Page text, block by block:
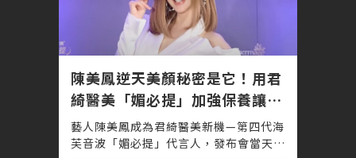
陳美鳳逆天美顏秘密是它！用君
綺醫美「媚必提」加強保養讓肌
膚拉提緊實
藝人陳美鳳成為君綺醫美新機—第四代海
芙音波「媚必提」代言人，發布會當天身